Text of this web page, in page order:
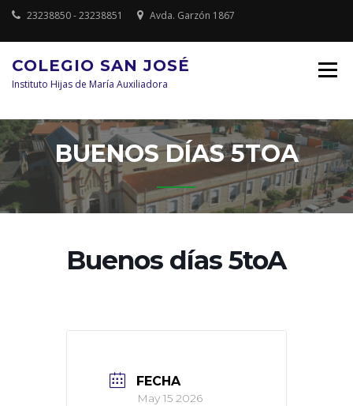
Saltar
contenido
23238850 - 23238851 Avda. Garzón 1867
COLEGIO SAN JOSÉ
Instituto Hijas de María Auxiliadora
BUENOS DÍAS 5TOA
Buenos días 5toA
FECHA
May 15 2026